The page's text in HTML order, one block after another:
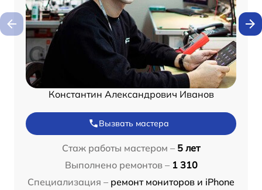
Константин Александрович Иванов
Вызвать мастера
Стаж работы мастером – 5 лет
Выполнено ремонтов – 1 310
Специализация – ремонт мониторов и iPhone